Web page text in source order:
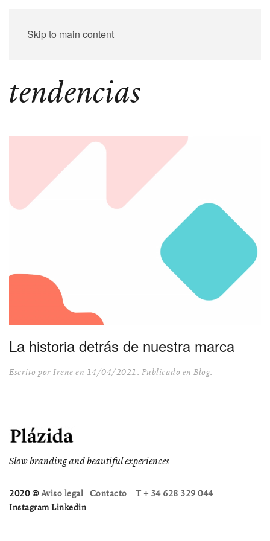
Skip to main content
tendencias
La historia detrás de nuestra marca
Escrito por Irene en 14/04/2021 . Publicado en Blog.
Slow branding and beautiful experiences
2020 © Aviso legal Contacto
T + 34 628 329 044
Instagram Linkedin